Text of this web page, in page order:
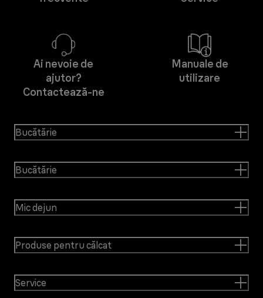
Ai nevoie de
ajutor?
Contactează-ne
Manuale de
utilizare
Bucătărie
Bucătărie
Mic dejun
Produse pentru călcat
Service